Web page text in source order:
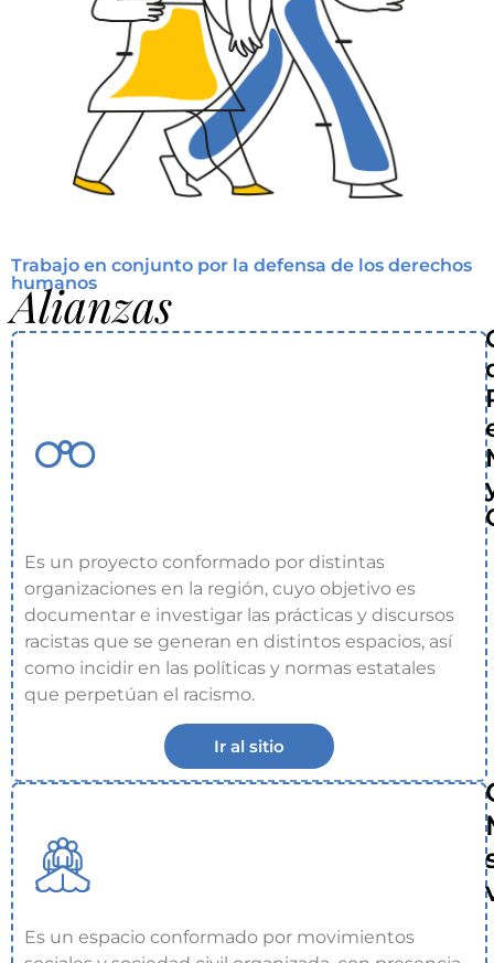
Trabajo en conjunto por la defensa de los derechos
humanos
Alianzas
Es un proyecto conformado por distintas
organizaciones en la región, cuyo objetivo es
documentar e investigar las prácticas y discursos
racistas que se generan en distintos espacios, así
como incidir en las políticas y normas estatales
que perpetúan el racismo.
Ir al sitio
Es un espacio conformado por movimientos